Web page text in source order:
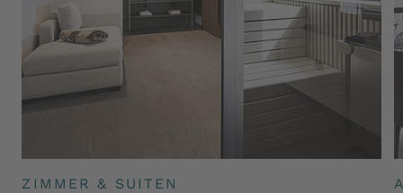
ZIMMER & SUITEN